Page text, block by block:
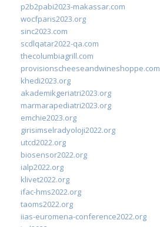
p2b2pabi2023-makassar.com
wocfparis2023.org
sinc2023.com
scdlqatar2022-qa.com
thecolumbiagrill.com
provisionscheeseandwineshoppe.com
khedi2023.org
akademikgeriatri2023.org
marmarapediatri2023.org
emchie2023.org
girisimselradyoloji2022.org
utcd2022.org
biosensor2022.org
ialp2022.org
klivet2022.org
ifac-hms2022.org
taoms2022.org
iias-euromena-conference2022.org